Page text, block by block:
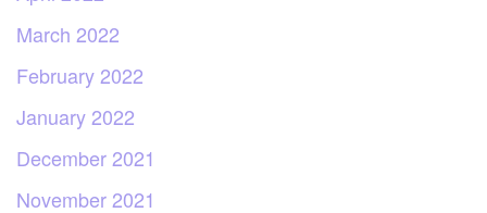
March 2022
February 2022
January 2022
December 2021
November 2021